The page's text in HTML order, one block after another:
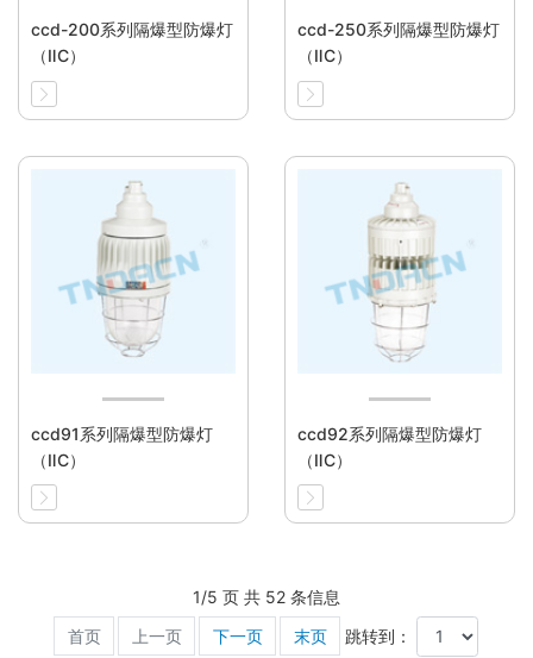
ccd-200系列隔爆型防爆灯
（ⅡC）
ccd-250系列隔爆型防爆灯
（ⅡC）
ccd91系列隔爆型防爆灯
（ⅡC）
ccd92系列隔爆型防爆灯
（ⅡC）
1/5 页 共 52 条信息
首页
上一页 下一页 末页 跳转到：